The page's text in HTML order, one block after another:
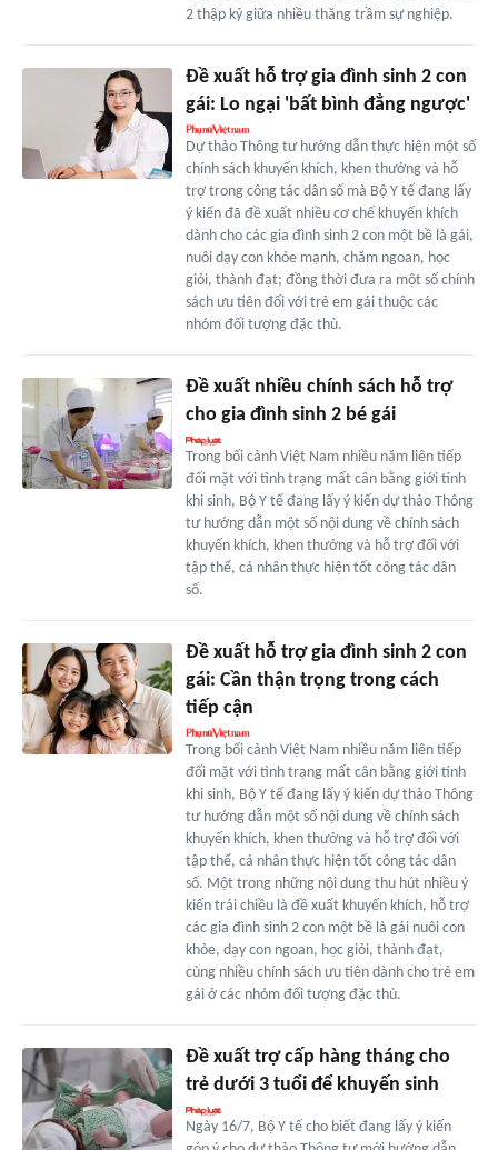
2 thập kỷ giữa nhiều thăng trầm sự nghiệp.
Đề xuất hỗ trợ gia đình sinh 2 con
gái: Lo ngại 'bất bình đẳng ngược'
Dự thảo Thông tư hướng dẫn thực hiện một số
chính sách khuyến khích, khen thưởng và hỗ
trợ trong công tác dân số mà Bộ Y tế đang lấy
ý kiến đã đề xuất nhiều cơ chế khuyến khích
dành cho các gia đình sinh 2 con một bề là gái,
nuôi dạy con khỏe mạnh, chăm ngoan, học
giỏi, thành đạt; đồng thời đưa ra một số chính
sách ưu tiên đối với trẻ em gái thuộc các
nhóm đối tượng đặc thù.
Đề xuất nhiều chính sách hỗ trợ
cho gia đình sinh 2 bé gái
Trong bối cảnh Việt Nam nhiều năm liên tiếp
đối mặt với tình trạng mất cân bằng giới tính
khi sinh, Bộ Y tế đang lấy ý kiến dự thảo Thông
tư hướng dẫn một số nội dung về chính sách
khuyến khích, khen thưởng và hỗ trợ đối với
tập thể, cá nhân thực hiện tốt công tác dân
số.
Đề xuất hỗ trợ gia đình sinh 2 con
gái: Cần thận trọng trong cách
tiếp cận
Trong bối cảnh Việt Nam nhiều năm liên tiếp
đối mặt với tình trạng mất cân bằng giới tính
khi sinh, Bộ Y tế đang lấy ý kiến dự thảo Thông
tư hướng dẫn một số nội dung về chính sách
khuyến khích, khen thưởng và hỗ trợ đối với
tập thể, cá nhân thực hiện tốt công tác dân
số. Một trong những nội dung thu hút nhiều ý
kiến trái chiều là đề xuất khuyến khích, hỗ trợ
các gia đình sinh 2 con một bề là gái nuôi con
khỏe, dạy con ngoan, học giỏi, thành đạt,
cùng nhiều chính sách ưu tiên dành cho trẻ em
gái ở các nhóm đối tượng đặc thù.
Đề xuất trợ cấp hàng tháng cho
trẻ dưới 3 tuổi để khuyến sinh
Ngày 16/7, Bộ Y tế cho biết đang lấy ý kiến